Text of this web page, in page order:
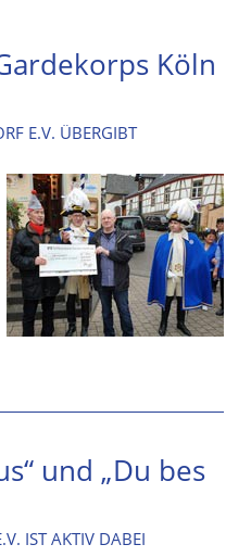
Köln
E.V. ÜBERGIBT
und „Du bes
IST AKTIV DABEI